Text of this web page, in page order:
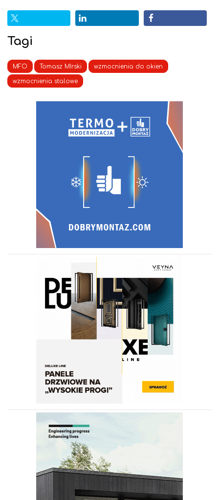
Tagi
MFO Tomasz MIrski wzmocnienia do okien
wzmocnienia stalowe